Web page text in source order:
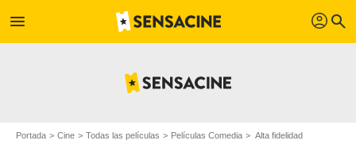
menu profil search
Portada Cine Todas las películas Películas Comedia Alta fidelidad